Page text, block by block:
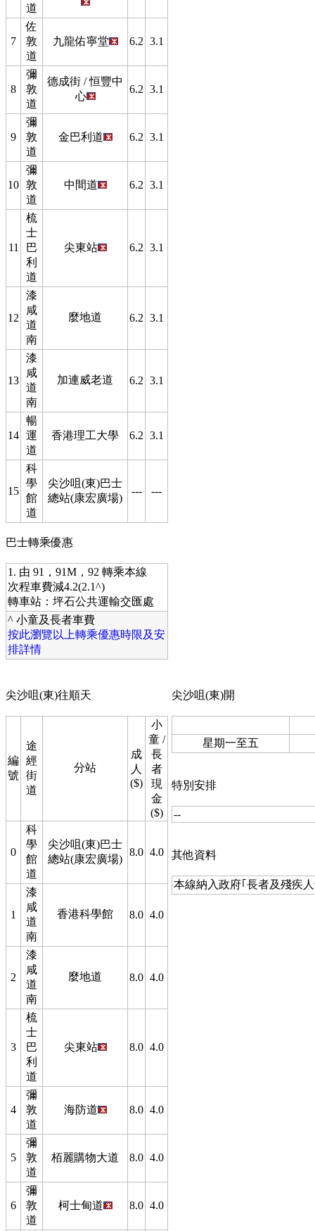
道
7
佐
敦
道
九龍佑寧堂 6.2 3.1
8
彌
敦
道
德成街 / 恒豐中
心
6.2 3.1
9
彌
敦
道
金巴利道 6.2 3.1
10
彌
敦
道
中間道 6.2 3.1
11
梳
士
巴
利
道
尖東站 6.2 3.1
12
漆
咸
道
南
麼地道 6.2 3.1
13
漆
咸
道
南
加連威老道 6.2 3.1
14
暢
運
道
香港理工大學 6.2 3.1
15
科
學
館
道
尖沙咀(東)巴士
總站(康宏廣場)
--- ---
巴士轉乘優惠
1. 由 91，91M，92 轉乘本線
次程車費減4.2(2.1^)
轉車站：坪石公共運輸交匯處
^ 小童及長者車費
按此瀏覽以上轉乘優惠時限及安
排詳情
尖沙咀(東)往順天
編
號
途
經
街
道
分站
成
人
($)
小
童 /
長
者
現
金
($)
0
科
學
館
道
尖沙咀(東)巴士
總站(康宏廣場)
8.0 4.0
1
漆
咸
道
南
香港科學館 8.0 4.0
2
漆
咸
道
南
麼地道 8.0 4.0
3
梳
士
巴
利
道
尖東站 8.0 4.0
4
彌
敦
道
海防道 8.0 4.0
5
彌
敦
道
栢麗購物大道 8.0 4.0
6
彌
敦
道
柯士甸道 8.0 4.0
尖沙咀(東)開
星期一至五
特別安排
--
其他資料
本線納入政府｢長者及殘疾